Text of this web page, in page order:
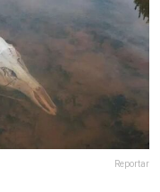
Reportar